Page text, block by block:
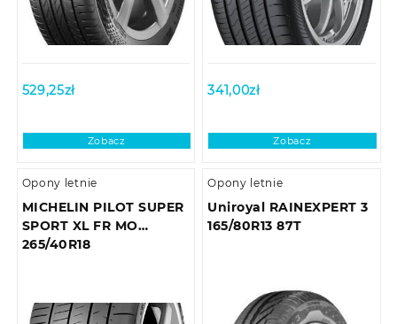
529,25zł
Zobacz
341,00zł
Zobacz
Opony letnie
MICHELIN PILOT SUPER
SPORT XL FR MO
265/40R18
Opony letnie
Uniroyal RAINEXPERT 3
165/80R13 87T